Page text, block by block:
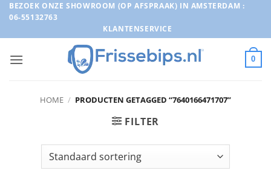
Ga
naar
inhoud
BEZOEK ONZE SHOWROOM (OP AFSPRAAK) IN AMSTERDAM :
06-55132763
KLANTENSERVICE
0
HOME / PRODUCTEN GETAGGED “7640166471707”
FILTER